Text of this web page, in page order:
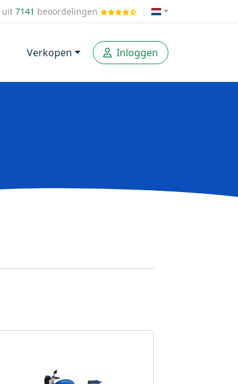
uit7141 beoordelingen
Verkopen Inloggen